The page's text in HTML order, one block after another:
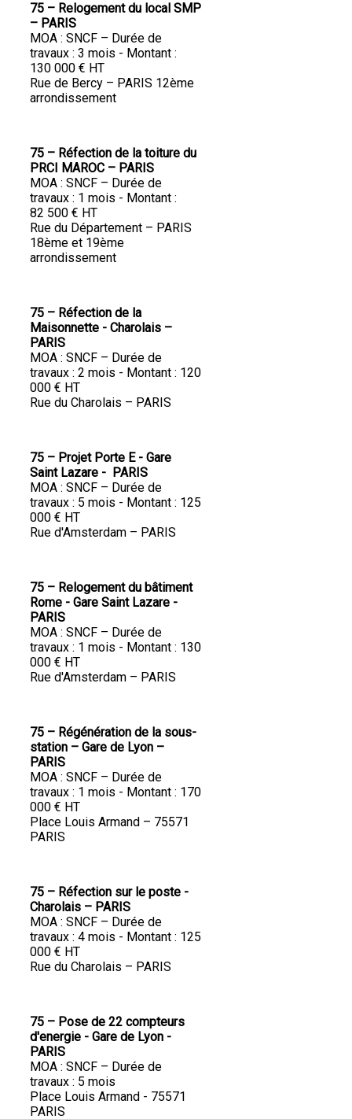
75 – Relogement du local SMP
– PARIS
MOA : SNCF – Durée de
travaux : 3 mois - Montant :
130 000 € HT
Rue de Bercy – PARIS 12ème
arrondissement
75 – Réfection de la toiture du
PRCI MAROC – PARIS
MOA : SNCF – Durée de
travaux : 1 mois - Montant :
82 500 € HT
Rue du Département – PARIS
18ème et 19ème
arrondissement
75 – Réfection de la
Maisonnette - Charolais –
PARIS
MOA : SNCF – Durée de
travaux : 2 mois - Montant : 120
000 € HT
Rue du Charolais – PARIS
75 – Projet Porte E - Gare
Saint Lazare - PARIS
MOA : SNCF – Durée de
travaux : 5 mois - Montant : 125
000 € HT
Rue d'Amsterdam – PARIS
75 – Relogement du bâtiment
Rome - Gare Saint Lazare -
PARIS
MOA : SNCF – Durée de
travaux : 1 mois - Montant : 130
000 € HT
Rue d'Amsterdam – PARIS
75 – Régénération de la sous-
station – Gare de Lyon –
PARIS
MOA : SNCF – Durée de
travaux : 1 mois - Montant : 170
000 € HT
Place Louis Armand – 75571
PARIS
75 – Réfection sur le poste -
Charolais – PARIS
MOA : SNCF – Durée de
travaux : 4 mois - Montant : 125
000 € HT
Rue du Charolais – PARIS
75 – Pose de 22 compteurs
d'energie - Gare de Lyon -
PARIS
MOA : SNCF – Durée de
travaux : 5 mois
Place Louis Armand - 75571
PARIS